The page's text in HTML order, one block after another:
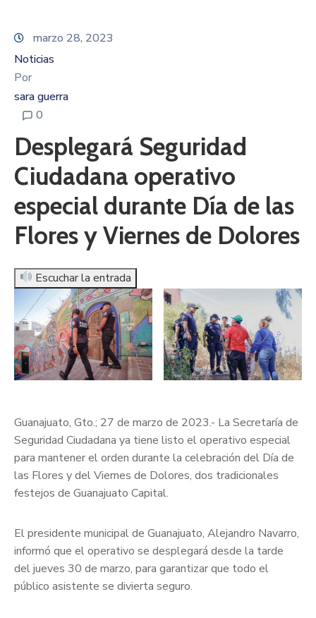
marzo 28, 2023
Noticias
Por
sara guerra
0
Desplegará Seguridad
Ciudadana operativo
especial durante Día de las
Flores y Viernes de Dolores
Escuchar la entrada
Guanajuato, Gto.; 27 de marzo de 2023.- La Secretaría de
Seguridad Ciudadana ya tiene listo el operativo especial
para mantener el orden durante la celebración del Día de
las Flores y del Viernes de Dolores, dos tradicionales
festejos de Guanajuato Capital.
El presidente municipal de Guanajuato, Alejandro Navarro,
informó que el operativo se desplegará desde la tarde
del jueves 30 de marzo, para garantizar que todo el
público asistente se divierta seguro.